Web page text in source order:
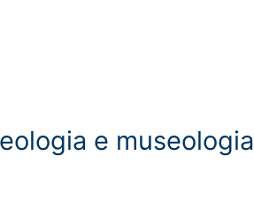
e museologia